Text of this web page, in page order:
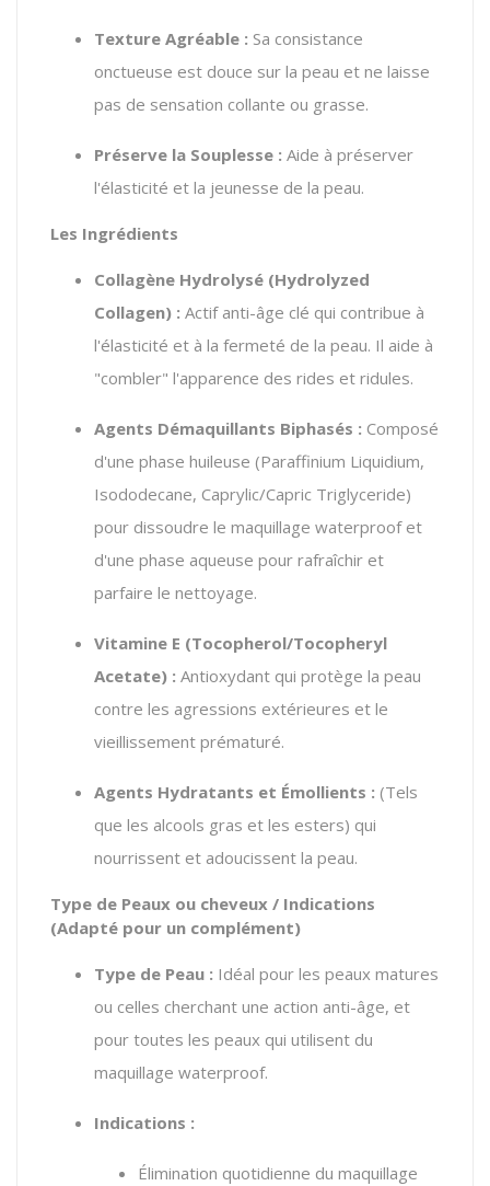
Texture Agréable : Sa consistance
onctueuse est douce sur la peau et ne laisse
pas de sensation collante ou grasse.
Préserve la Souplesse : Aide à préserver
l'élasticité et la jeunesse de la peau.
Les Ingrédients
Collagène Hydrolysé (Hydrolyzed
Collagen) : Actif anti-âge clé qui contribue à
l'élasticité et à la fermeté de la peau. Il aide à
"combler" l'apparence des rides et ridules.
Agents Démaquillants Biphasés : Composé
d'une phase huileuse (Paraffinium Liquidium,
Isododecane, Caprylic/Capric Triglyceride)
pour dissoudre le maquillage waterproof et
d'une phase aqueuse pour rafraîchir et
parfaire le nettoyage.
Vitamine E (Tocopherol/Tocopheryl
Acetate) : Antioxydant qui protège la peau
contre les agressions extérieures et le
vieillissement prématuré.
Agents Hydratants et Émollients : (Tels
que les alcools gras et les esters) qui
nourrissent et adoucissent la peau.
Type de Peaux ou cheveux / Indications
(Adapté pour un complément)
Type de Peau : Idéal pour les peaux matures
ou celles cherchant une action anti-âge, et
pour toutes les peaux qui utilisent du
maquillage waterproof.
Indications :
Élimination quotidienne du maquillage